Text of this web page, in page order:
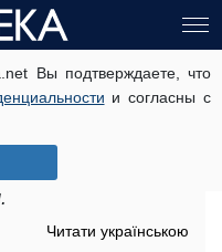
Вы подтверждаете, что
и согласны с
за рулем:
Читати українською